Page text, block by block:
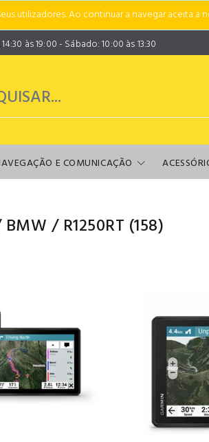
utilizadores. Ao continuar a navegar aceita a
às 19:00 - Sábado: 10:00 às 13:30
E COMUNICAÇÃO
BMW / R1250RT (158)